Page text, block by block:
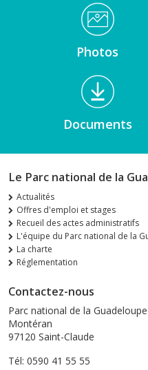
Médiathèque Footer
Photos
Documents
Le Parc national de la
Actualités
Offres d'emploi et stages
Recueil des actes administratifs
L'équipe du Parc national de la
La charte
Réglementation
Contactez-nous
Parc national de la Guadeloupe
Montéran
97120 Saint-Claude
Tél: 0590 41 55 55